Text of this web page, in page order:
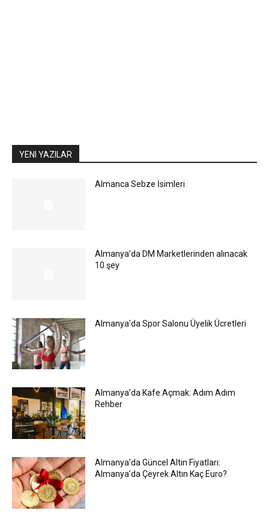
YENI YAZILAR
Almanca Sebze İsimleri
Almanya’da DM Marketlerinden alınacak
10 şey
Almanya’da Spor Salonu Üyelik Ücretleri
Almanya’da Kafe Açmak: Adım Adım
Rehber
Almanya’da Güncel Altın Fiyatları:
Almanya’da Çeyrek Altın Kaç Euro?